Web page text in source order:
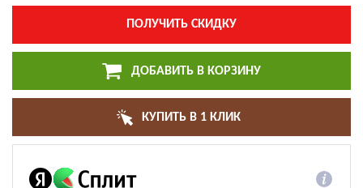
ПОЛУЧИТЬ СКИДКУ
ДОБАВИТЬ В КОРЗИНУ
КУПИТЬ В 1 КЛИК